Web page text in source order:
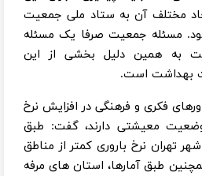
مختلف آن به ستاد ملی جمعیت
مسئله جمعیت صرفا یک مسئله
به همین دلیل بخشی از این
بهداشت است.
فکری و فرهنگی در افزایش نرخ
وضعیت معیشتی دارند، گفت: طبق
تهران نرخ باروری کمتر از مناطق
طبق آمارها، استان های مرفه